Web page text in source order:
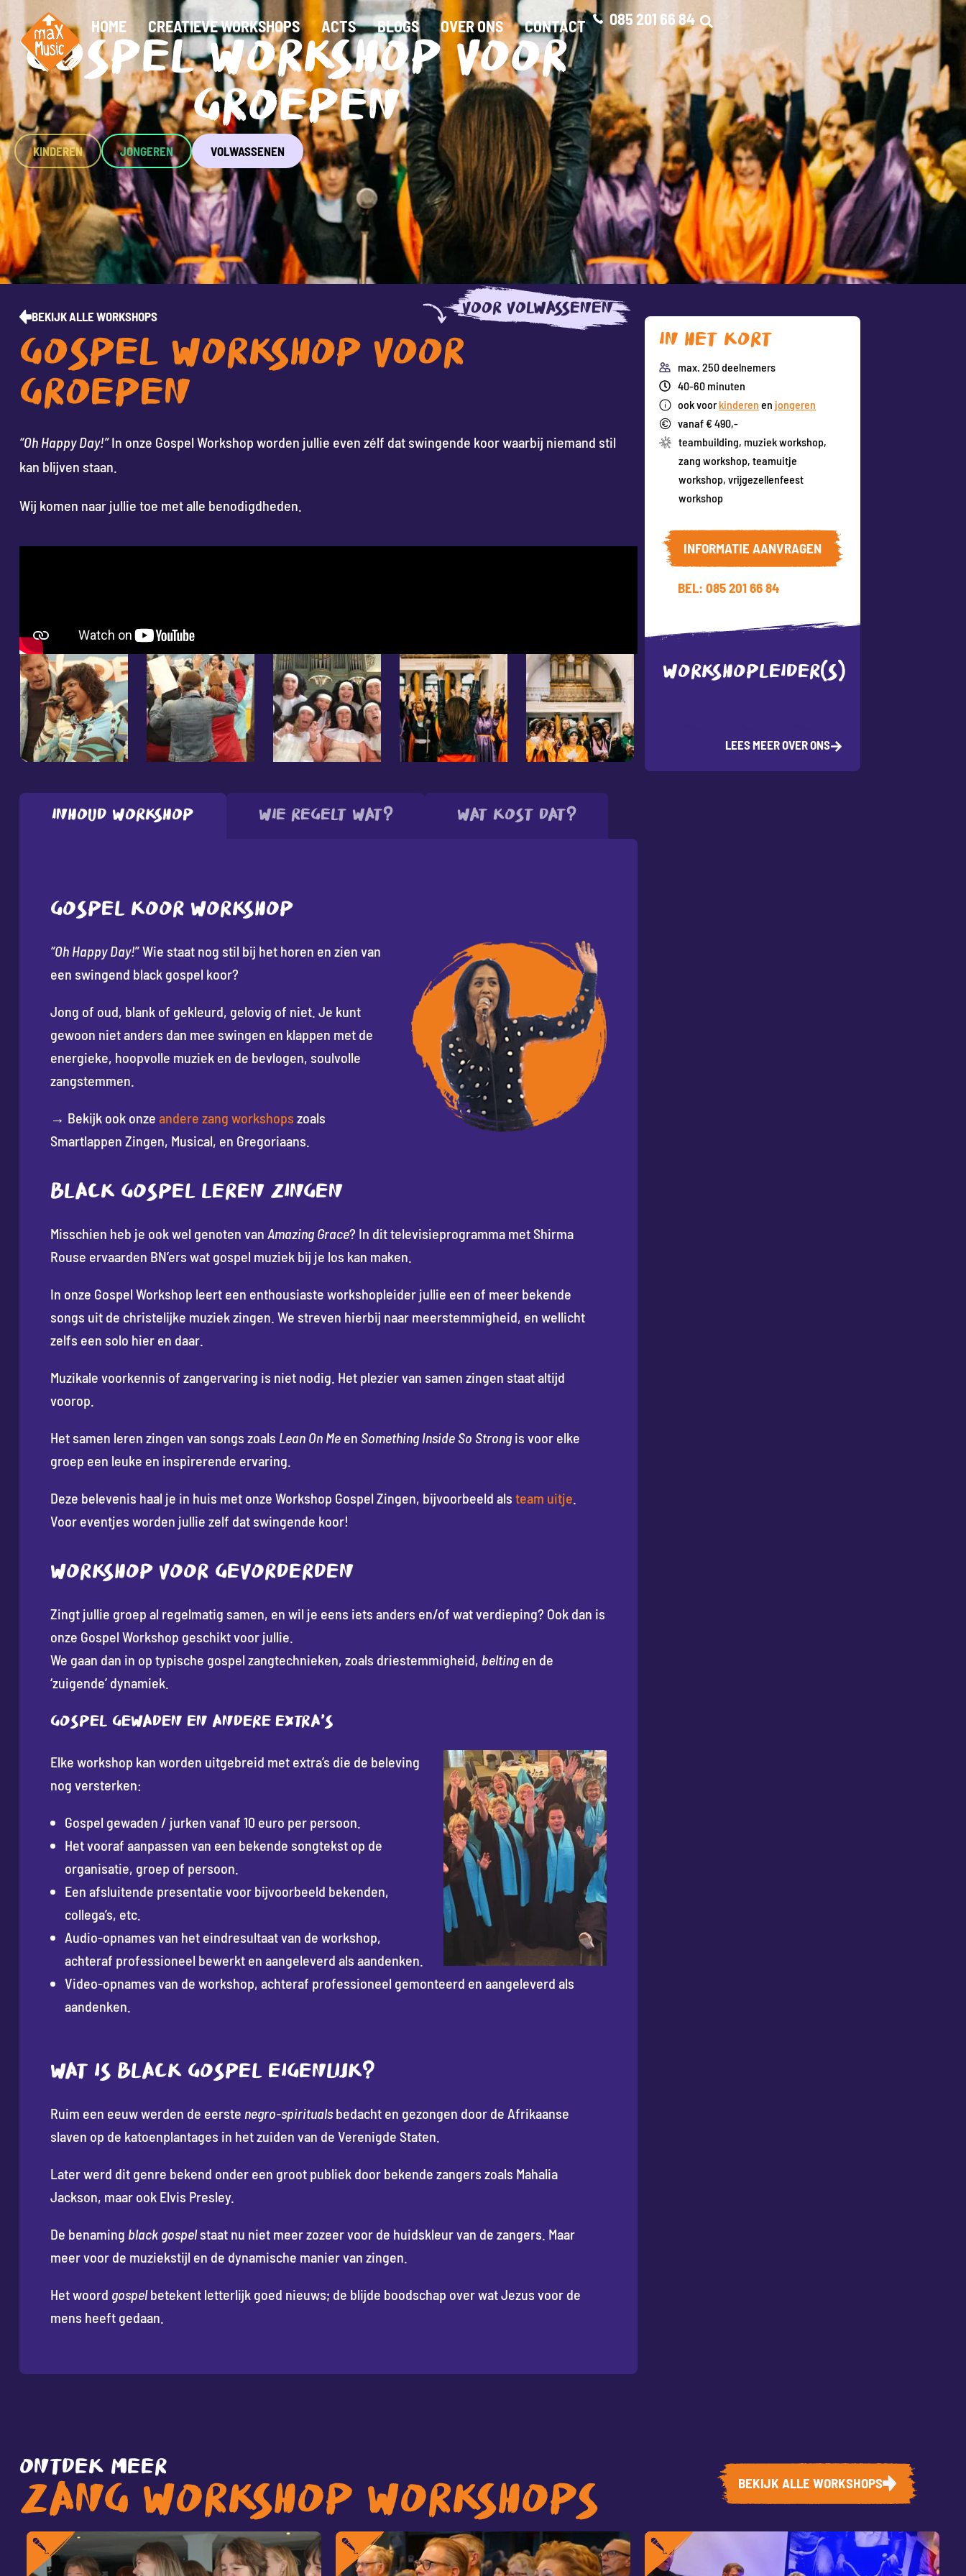
HOME CREATIEVE WORKSHOPS ACTS BLOGS OVER ONS CONTACT 085 201 66 84
GOSPEL WORKSHOP VOOR
GROEPEN
KINDEREN JONGEREN VOLWASSENEN
BEKIJK ALLE WORKSHOPS VOOR VOLWASSENEN
GOSPEL WORKSHOP VOOR
GROEPEN
“Oh Happy Day!”In onze Gospel Workshop worden jullie even zélf dat swingende koor waarbij niemand stil
kan blijven staan.
Wij komen naar jullie toe met alle benodigdheden.
Inhoud workshop Wie regelt wat? Wat kost dat?
GOSPEL KOOR WORKSHOP
“Oh Happy Day!” Wie staat nog stil bij het horen en zien van
een swingend black gospel koor?
Jong of oud, blank of gekleurd, gelovig of niet. Je kunt
gewoon niet anders dan mee swingen en klappen met de
energieke, hoopvolle muziek en de bevlogen, soulvolle
zangstemmen.
→ Bekijk ook onze andere zang workshops zoals
Smartlappen Zingen, Musical, en Gregoriaans.
BLACK GOSPEL LEREN ZINGEN
Misschien heb je ook wel genoten van Amazing Grace? In dit televisieprogramma met Shirma
Rouse ervaarden BN’ers wat gospel muziek bij je los kan maken.
In onze Gospel Workshop leert een enthousiaste workshopleider jullie een of meer bekende
songs uit de christelijke muziek zingen. We streven hierbij naar meerstemmigheid, en wellicht
zelfs een solo hier en daar.
Muzikale voorkennis of zangervaring is niet nodig. Het plezier van samen zingen staat altijd
voorop.
Het samen leren zingen van songs zoals Lean On Meen Something Inside So Strongis voor elke
groep een leuke en inspirerende ervaring.
Deze belevenis haal je in huis met onze Workshop Gospel Zingen, bijvoorbeeld als team uitje
Voor eventjes worden jullie zelf dat swingende koor!
WORKSHOP VOOR GEVORDERDEN
Zingt jullie groep al regelmatig samen, en wil je eens iets anders en/of wat verdieping? Ook dan is
onze Gospel Workshop geschikt voor jullie.
We gaan dan in op typische gospel zangtechnieken, zoals driestemmigheid, beltingen de
‘zuigende’ dynamiek.
Gospel gewaden en andere extra’s
Elke workshop kan worden uitgebreid met extra’s die de beleving
nog versterken:
Gospel gewaden / jurken vanaf 10 euro per persoon.
Het vooraf aanpassen van een bekende songtekst op de
organisatie, groep of persoon.
Een afsluitende presentatie voor bijvoorbeeld bekenden,
collega’s, etc.
Audio-opnames van het eindresultaat van de workshop,
achteraf professioneel bewerkt en aangeleverd als aandenken.
Video-opnames van de workshop, achteraf professioneel gemonteerd en aangeleverd als
aandenken.
WAT IS BLACK GOSPEL EIGENLIJK?
Ruim een eeuw werden de eerste negro-spiritualsbedacht en gezongen door de Afrikaanse
slaven op de katoenplantages in het zuiden van de Verenigde Staten.
Later werd dit genre bekend onder een groot publiek door bekende zangers zoals Mahalia
Jackson, maar ook Elvis Presley.
De benaming black gospelstaat nu niet meer zozeer voor de huidskleur van de zangers. Maar
meer voor de muziekstijl en de dynamische manier van zingen.
Het woord gospelbetekent letterlijk goed nieuws; de blijde boodschap over wat Jezus voor de
mens heeft gedaan.
In het kort
max. 250 deelnemers
40-60 minuten
ook voorkinderen enjongeren
vanaf € 490,-
teambuilding, muziek workshop,
zang workshop, teamuitje
workshop, vrijgezellenfeest
workshop
INFORMATIE AANVRAGEN
BEL: 085 201 66 84
WORKSHOPLEIDER(S)
LEES MEER OVER ONS
ONTDEK MEER
ZANG WORKSHOP WORKSHOPS BEKIJK ALLE WORKSHOPS